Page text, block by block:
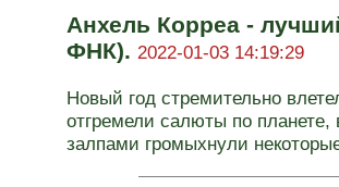
Анхель Корреа -
ФНК). 2022-01-03 14:19:29
Новый год стремительно
отгремели салюты по
залпами громыхнули